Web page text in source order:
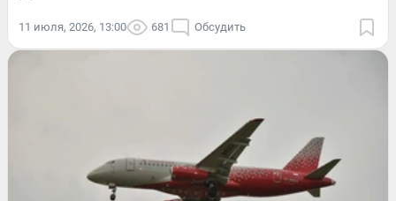
11 июля, 2026, 13:00 681 Обсудить